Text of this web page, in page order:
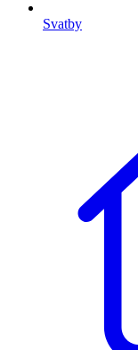
Svatby